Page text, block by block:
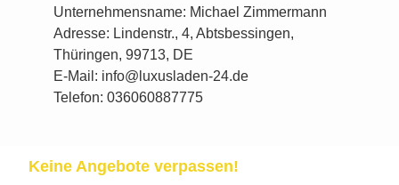
Unternehmensname: Michael Zimmermann
Adresse: Lindenstr., 4, Abtsbessingen,
Thüringen, 99713, DE
E-Mail: info@luxusladen-24.de
Telefon: 036060887775
Keine Angebote verpassen!